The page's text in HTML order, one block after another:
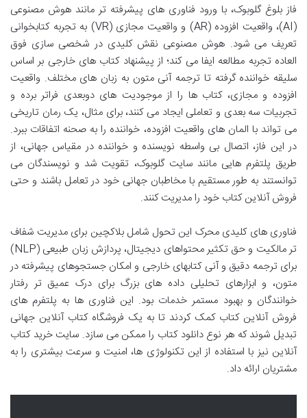
فاز بلوغ گلوبوک، با ورود فناوری های پیشرفته تر مانند هوش مصنوعی
(AI)، واقعیت افزوده (AR) و واقعیت مجازی (VR) به تجربه کتابخوانی
تعریف می شود. هوش مصنوعی نقش کلیدی در شخصی سازی فوق
العاده تجربه مطالعه ایفا می کند؛ از پیشنهاد کتاب های خارجی بر اساس
سلیقه خواننده گرفته تا ترجمه آنی متون به زبان های مختلف. واقعیت
افزوده و مجازی، کتاب ها را از موجودیت های دوبعدی فراتر برده و
تجربیات سه بعدی و تعاملی ایجاد می کنند، برای مثال، یک رمان تاریخی
می تواند با المان های واقعیت افزوده، خواننده را به صحنه اتفاقات ببرد.
در این فاز، اتصال بی واسطه نویسنده و خواننده در مقیاس جهانی، از
طریق پلتفرم هایی مانند سایت گلوبوک، تقویت شد و نویسندگان می
توانستند به طور مستقیم با مخاطبان جهانی خود در تعامل باشند و حتی
فروش آنلاین کتاب خود را مدیریت کنند.
فناوری های کلیدی محرک این تحول شامل بلاکچین برای مدیریت شفاف
تر مالکیت و حق تکثیر محتواهای دیجیتال، پردازش زبان طبیعی (NLP)
برای ترجمه دقیق و آنی کتابهای خارجی و امکان جستجوهای پیشرفته در
متون، و ابزارهای تحلیلی داده های بزرگ برای درک عمیق تر رفتار
خوانندگان و بهبود مستمر خدمات بود. این فناوری ها به پلتفرم های
فروش آنلاین کتاب کمک کردند تا به یک فروشگاه کتاب آنلاین جهانی
تبدیل شوند که هر نوع دانلود کتاب را ممکن می سازد. سایت خرید کتاب
آنلاین نیز با استفاده از این تکنولوژی ها، امنیت و سرعت بیشتری را به
مشتریان ارائه داد.